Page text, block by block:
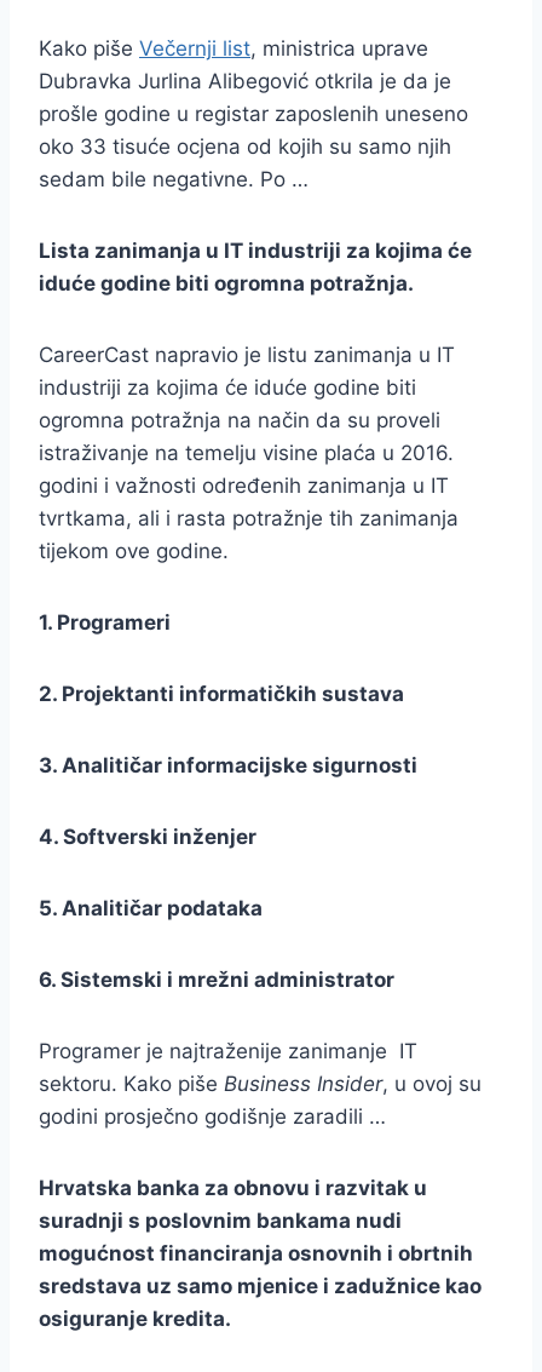
Kako piše Večernji list, ministrica uprave
Dubravka Jurlina Alibegović otkrila je da je
prošle godine u registar zaposlenih uneseno
oko 33 tisuće ocjena od kojih su samo njih
sedam bile negativne. Po …
Lista zanimanja u IT industriji za kojima će
iduće godine biti ogromna potražnja.
CareerCast napravio je listu zanimanja u IT
industriji za kojima će iduće godine biti
ogromna potražnja na način da su proveli
istraživanje na temelju visine plaća u 2016.
godini i važnosti određenih zanimanja u IT
tvrtkama, ali i rasta potražnje tih zanimanja
tijekom ove godine.
1. Programeri
2. Projektanti informatičkih sustava
3. Analitičar informacijske sigurnosti
4. Softverski inženjer
5. Analitičar podataka
6. Sistemski i mrežni administrator
Programer je najtraženije zanimanje IT
sektoru. Kako piše Business Insider, u ovoj su
godini prosječno godišnje zaradili …
Hrvatska banka za obnovu i razvitak u
suradnji s poslovnim bankama nudi
mogućnost financiranja osnovnih i obrtnih
sredstava uz samo mjenice i zadužnice kao
osiguranje kredita.